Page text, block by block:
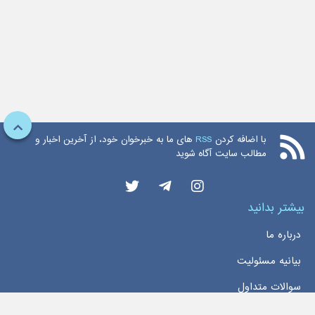
با اضافه کردن RSS های ما به خبرخوان خود، از آخرین اخبار و
مطالب سایت آگاه شوید
بیشتر بدانید
درباره ما
بیانیه مسئولیت
سوالات متداول